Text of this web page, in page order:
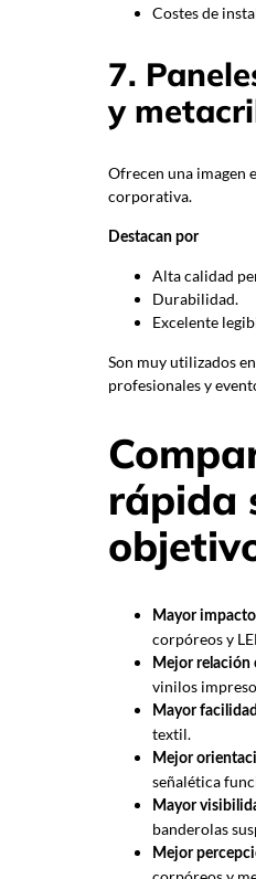
Costes de
7.
y
Ofrecen una imagen
corporativa.
Destacan por
Alta calidad
Durabilidad.
Excelente
Son muy utilizados
profesionales y
rápida
Mayor
corpóreos y
Mejor
vinilos
Mayor
textil.
Mejor
señalética
Mayor
banderolas
Mejor